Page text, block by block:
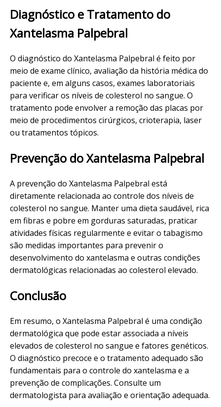
Diagnóstico e Tratamento do
Xantelasma Palpebral
O diagnóstico do Xantelasma Palpebral é feito por
meio de exame clínico, avaliação da história médica do
paciente e, em alguns casos, exames laboratoriais
para verificar os níveis de colesterol no sangue. O
tratamento pode envolver a remoção das placas por
meio de procedimentos cirúrgicos, crioterapia, laser
ou tratamentos tópicos.
Prevenção do Xantelasma Palpebral
A prevenção do Xantelasma Palpebral está
diretamente relacionada ao controle dos níveis de
colesterol no sangue. Manter uma dieta saudável, rica
em fibras e pobre em gorduras saturadas, praticar
atividades físicas regularmente e evitar o tabagismo
são medidas importantes para prevenir o
desenvolvimento do xantelasma e outras condições
dermatológicas relacionadas ao colesterol elevado.
Conclusão
Em resumo, o Xantelasma Palpebral é uma condição
dermatológica que pode estar associada a níveis
elevados de colesterol no sangue e fatores genéticos.
O diagnóstico precoce e o tratamento adequado são
fundamentais para o controle do xantelasma e a
prevenção de complicações. Consulte um
dermatologista para avaliação e orientação adequada.